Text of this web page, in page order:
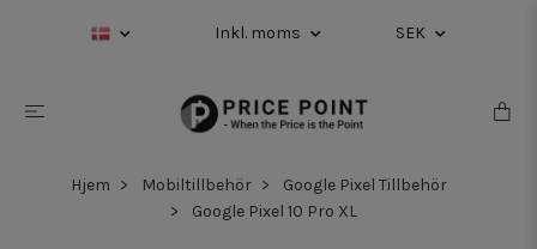
Inkl. moms SEK
Hjem Mobiltillbehör
Google Pixel Tillbehör
Google Pixel 10 Pro XL